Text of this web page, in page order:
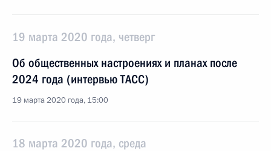
19 марта 2020 года, четверг
Об общественных настроениях и планах после
2024 года (интервью ТАСС)
19 марта 2020 года, 15:00
18 марта 2020 года, среда